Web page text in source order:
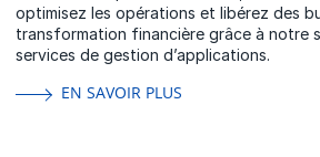
optimisez les opérations et libérez des
transformation financière grâce à notre
services de gestion d’applications.
EN SAVOIR PLUS